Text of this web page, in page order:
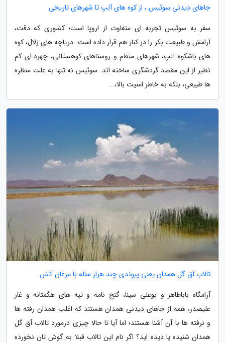
جاهای دیدنی سوئیس ، از کوه های آلپ تا شهرهای تاریخی
سفر به سوئیس تجربه ای متفاوت از اروپا است؛ کشوری که دقت،
آرامش و طبیعت بکر را در کنار هم قرار داده است. دریاچه های زلال، کوه
های باشکوه آلپ، شهرهای منظم و روستاهای کوهستانی، چهره ای کم
نظیر از این مقصد گردشگری ساخته اند. سوئیس نه تنها به علت منظره
ها طبیعی، بلکه به خاطر امنیت بالا،...
تالاب آق گل همدان یعنی پیوندی چند هزار ساله با مرغان آتش
آرامگاه باباطاهر و بوعلی سینا، گنج نامه و تپه های هگمتانه و غار
علیصدر، همه از جاهای دیدنی همدان هستند که اغلب همدان رفته ها
و نرفته ها با آن آشنا هستند؛ اما آیا تا حالا چیزی درمورد تالاب آق گل
همدان شنیده یا دیده اید؟ اگر نام این تالاب قبلا به گوش تان نخورده